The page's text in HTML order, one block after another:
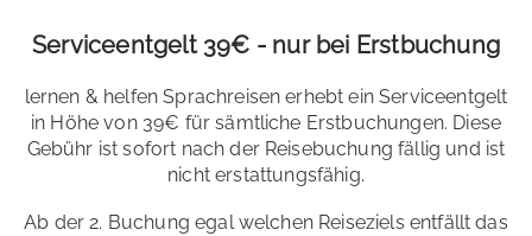
Serviceentgelt 39€ - nur bei Erstbuchung
lernen & helfen Sprachreisen erhebt ein Serviceentgelt
in Höhe von 39€ für sämtliche Erstbuchungen. Diese
Gebühr ist sofort nach der Reisebuchung fällig und ist
nicht erstattungsfähig.
Ab der 2. Buchung egal welchen Reiseziels entfällt das